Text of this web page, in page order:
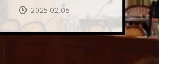
2025.02.06.